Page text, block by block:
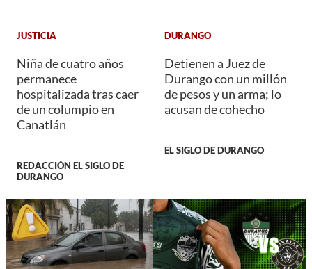
JUSTICIA
Niña de cuatro años
permanece
hospitalizada tras caer
de un columpio en
Canatlán
REDACCIÓN EL SIGLO DE
DURANGO
DURANGO
Detienen a Juez de
Durango con un millón
de pesos y un arma; lo
acusan de cohecho
EL SIGLO DE DURANGO